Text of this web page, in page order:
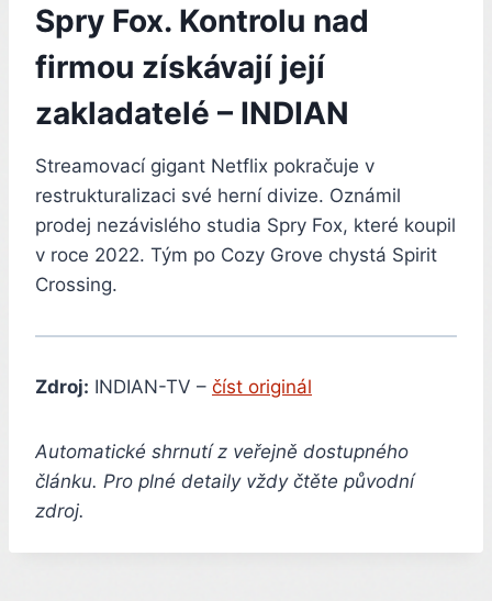
Spry Fox. Kontrolu nad
firmou získávají její
zakladatelé – INDIAN
Streamovací gigant Netflix pokračuje v
restrukturalizaci své herní divize. Oznámil
prodej nezávislého studia Spry Fox, které koupil
v roce 2022. Tým po Cozy Grove chystá Spirit
Crossing.
Zdroj: INDIAN-TV – číst originál
Automatické shrnutí z veřejně dostupného
článku. Pro plné detaily vždy čtěte původní
zdroj.